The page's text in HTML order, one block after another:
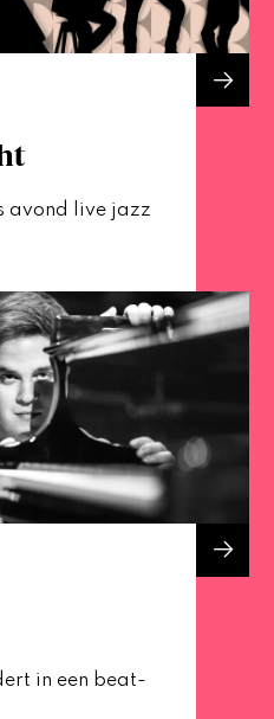
avond live jazz
in een beat-